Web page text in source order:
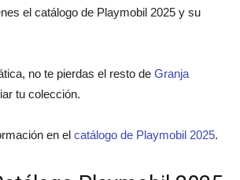
el catálogo de Playmobil 2025 y su
no te pierdas el resto de Granja
tu colección.
en el catálogo de Playmobil 2025.